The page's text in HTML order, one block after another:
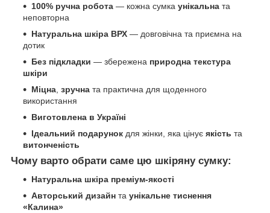
100% ручна робота — кожна сумка унікальна та
неповторна
Натуральна шкіра ВРХ — довговічна та приємна на
дотик
Без підкладки — збережена природна текстура
шкіри
Міцна зручна та практична для щоденного
використання
Виготовлена в Україні
Ідеальний подарунок для жінки, яка цінує якість та
витонченість
Чому варто обрати саме цю шкіряну сумку:
Натуральна шкіра преміум-якості
Авторський дизайн та унікальне тиснення
«Калина»